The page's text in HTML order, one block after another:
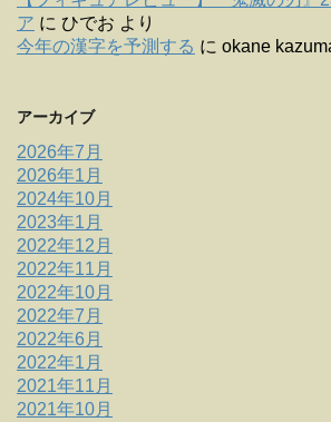
ア に ひでお より
今年の漢字を予測する に okane
アーカイブ
2026年7月
2026年1月
2024年10月
2023年1月
2022年12月
2022年11月
2022年10月
2022年7月
2022年6月
2022年1月
2021年11月
2021年10月